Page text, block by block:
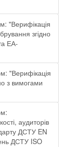
"Верифікація
згідно
ЕА-
"Верифікація
з вимогами
аудиторів
ДСТУ EN
ДСТУ ISO